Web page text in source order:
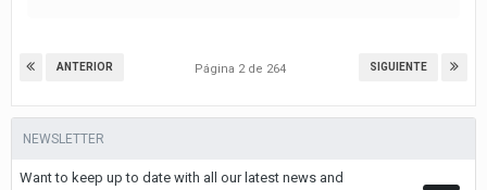
ANTERIOR SIGUIENTE
Página 2 de 264
NEWSLETTER
Want to keep up to date with all our latest news and